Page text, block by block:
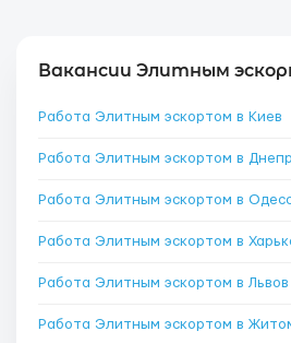
Вакансии Элитным
Работа Элитным эскортом в Киев
Работа Элитным эскортом в Днепр
Работа Элитным эскортом в
Работа Элитным эскортом в
Работа Элитным эскортом в Львов
Работа Элитным эскортом в